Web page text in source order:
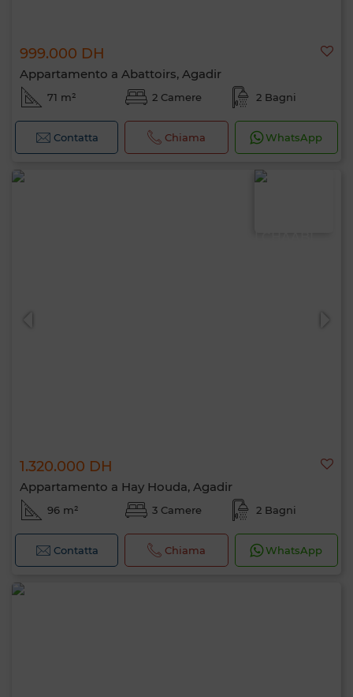
999.000 DH
Appartamento a Abattoirs, Agadir
71 m² 2 Camere 2 Bagni
Contatta Chiama WhatsApp
1.320.000 DH
Appartamento a Hay Houda, Agadir
96 m² 3 Camere 2 Bagni
Contatta Chiama WhatsApp